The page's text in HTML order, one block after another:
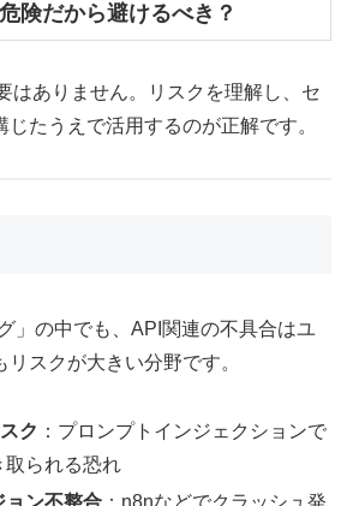
険だから避けるべき？
はありません。リスクを理解し、セ
たうえで活用するのが正解です。
」の中でも、API関連の不具合はユ
スクが大きい分野です。
ク ：プロンプトインジェクションで
取られる恐れ
ョン不整合 ：n8nなどでクラッシュ発